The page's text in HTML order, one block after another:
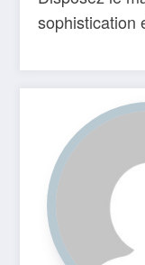
sophistication